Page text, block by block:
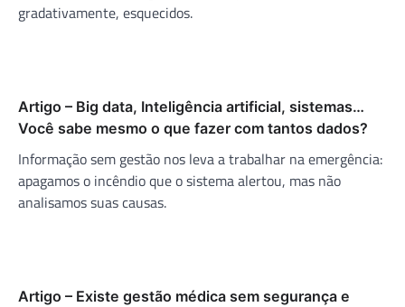
gradativamente, esquecidos.
Artigo – Big data, Inteligência artificial, sistemas…
Você sabe mesmo o que fazer com tantos dados?
Informação sem gestão nos leva a trabalhar na emergência:
apagamos o incêndio que o sistema alertou, mas não
analisamos suas causas.
Artigo – Existe gestão médica sem segurança e